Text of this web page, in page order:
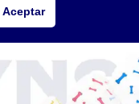
Aceptar